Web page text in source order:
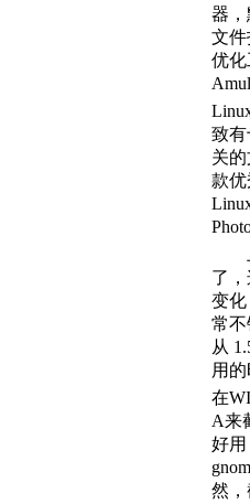
器
文件
优化
致
关
款
了
变化
常
从
用
在
A来
好
然